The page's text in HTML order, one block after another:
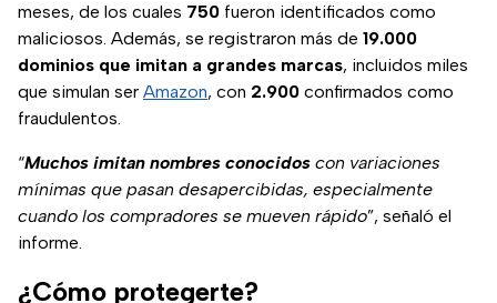
meses, de los cuales 750 fueron identificados como
maliciosos. Además, se registraron más de 19.000
dominios que imitan a grandes marcas, incluidos miles
que simulan ser Amazon, con 2.900 confirmados como
fraudulentos.
“Muchos imitan nombres conocidos con variaciones
mínimas que pasan desapercibidas, especialmente
cuando los compradores se mueven rápido”, señaló el
informe.
¿Cómo protegerte?